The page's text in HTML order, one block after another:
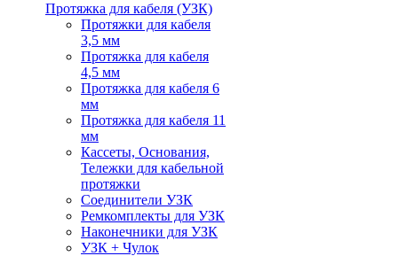
Протяжка для кабеля (УЗК)
Протяжки для кабеля
3,5 мм
Протяжка для кабеля
4,5 мм
Протяжка для кабеля 6
мм
Протяжка для кабеля 11
мм
Кассеты, Основания,
Тележки для кабельной
протяжки
Соединители УЗК
Ремкомплекты для УЗК
Наконечники для УЗК
УЗК + Чулок